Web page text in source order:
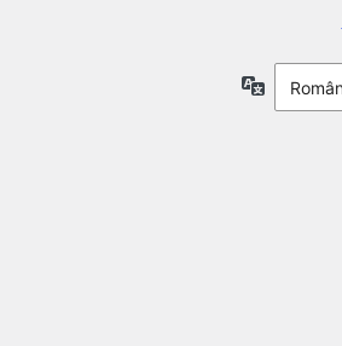
Limbă